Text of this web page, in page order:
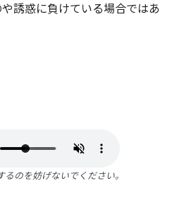
誘惑に負けている場合ではあ
のを妨げないでください。